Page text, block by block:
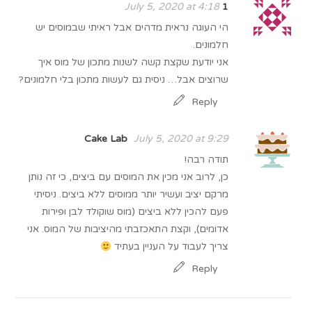
1
July 5, 2020 at 4:18
הי העוגה נראית מדהים אבל ראיתי שבמוסים יש
חלמונים.
אני יודעת שקצת קשה לשנות מתכון של מוס איך
שרוצים אבל… ניסית גם לעשות מתכון בלי חלמונים?
Reply
Cake Lab July 5, 2020 at 9:29
תודה רבה!
כן, לרוב אני מכין את המוסים עם ביצים, כי זה נותן
מרקם יציב ועשיר יותר ממוסים ללא ביצים. ניסיתי
פעם להכין ללא ביצים (מוס שוקולד לבן ופירות
אדומים), וקצת התאכזבתי מהיציבות של המוס. אני
צריך לעבוד על העניין בעתיד
Reply